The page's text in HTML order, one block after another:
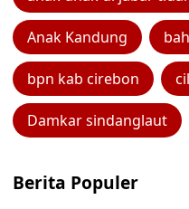
Anak Kandung
bpn kab cirebon
Damkar sindanglaut
Berita Populer